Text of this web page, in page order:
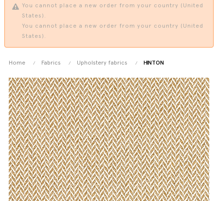
You cannot place a new order from your country (United
States).
You cannot place a new order from your country (United
States).
Home Fabrics Upholstery fabrics HINTON